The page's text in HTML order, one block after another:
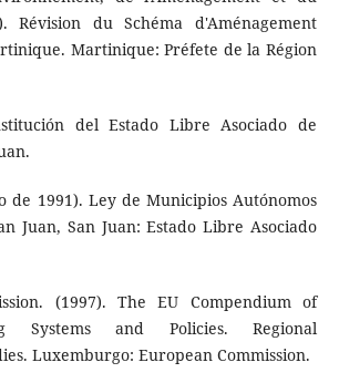
Révision du Schéma d'Aménagement
Martinique: Préfete de la Région
del Estado Libre Asociado de
de 1991). Ley de Municipios Autónomos
Juan, San Juan: Estado Libre Asociado
(1997). The EU Compendium of
Systems and Policies. Regional
Luxemburgo: European Commission.